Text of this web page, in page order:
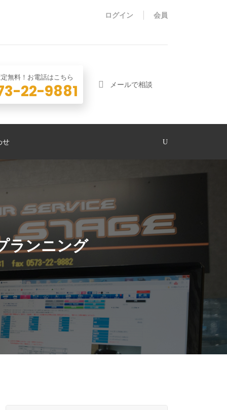
ログイン 会員
無料！お電話はこちら
22-9881 メールで相談
せ
ランニング